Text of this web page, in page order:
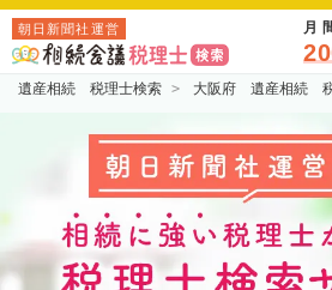
朝日新聞社運営 月
遺産相続 税理士検索 大阪府 遺産相続